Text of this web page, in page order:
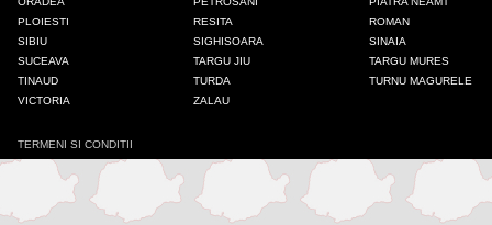
Odorheiu Secuiesc
PLOIESTI
RESITA
ROMAN
SIBIU
SIGHISOARA
SINAIA
SUCEAVA
TARGU JIU
TARGU MURES
TINAUD
TURDA
TURNU MAGURELE
VICTORIA
ZALAU
TERMENI SI CONDITII